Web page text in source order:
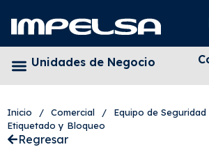
Unidades de Negocio
Inicio / Comercial / Equipo de
Etiquetado y Bloqueo
Regresar